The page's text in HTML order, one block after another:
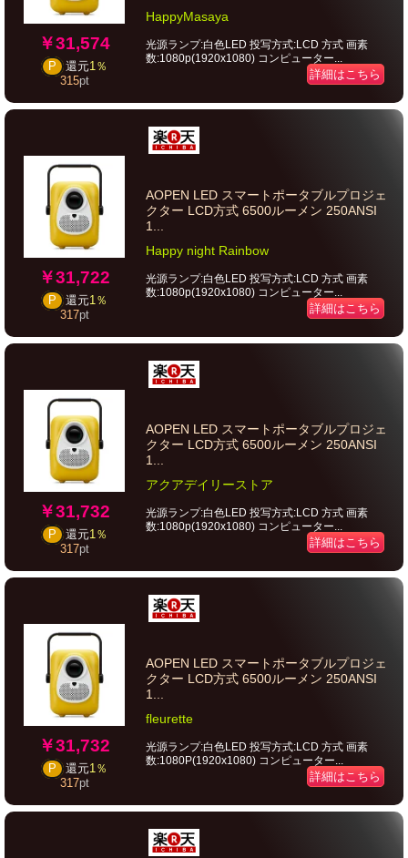
￥31,574
P 還元1％
315pt
HappyMasaya
光源ランプ:白色LED 投写方式:LCD 方式 画素
数:1080p(1920x1080) コンピューター...
詳細はこちら
￥31,722
P 還元1％
317pt
AOPEN LED スマートポータブルプロジェ
クター LCD方式 6500ルーメン 250ANSI
1...
Happy night Rainbow
光源ランプ:白色LED 投写方式:LCD 方式 画素
数:1080p(1920x1080) コンピューター...
詳細はこちら
￥31,732
P 還元1％
317pt
AOPEN LED スマートポータブルプロジェ
クター LCD方式 6500ルーメン 250ANSI
1...
アクアデイリーストア
光源ランプ:白色LED 投写方式:LCD 方式 画素
数:1080p(1920x1080) コンピューター...
詳細はこちら
￥31,732
P 還元1％
317pt
AOPEN LED スマートポータブルプロジェ
クター LCD方式 6500ルーメン 250ANSI
1...
fleurette
光源ランプ:白色LED 投写方式:LCD 方式 画素
数:1080P(1920x1080) コンピューター...
詳細はこちら